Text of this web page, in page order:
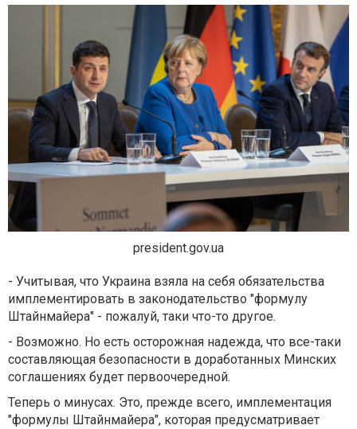
president.gov.ua
- Учитывая, что Украина взяла на себя обязательства
имплементировать в законодательство "формулу
Штайнмайера" - пожалуй, таки что-то другое.
- Возможно. Но есть осторожная надежда, что все-таки
составляющая безопасности в доработанных Минских
соглашениях будет первоочередной.
Теперь о минусах. Это, прежде всего, имплементация
"формулы Штайнмайера", которая предусматривает